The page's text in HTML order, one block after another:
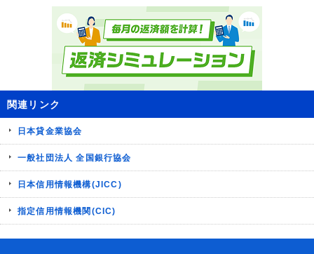
関連リンク
日本貸金業協会
一般社団法人 全国銀行協会
日本信用情報機構(JICC)
指定信用情報機関(CIC)